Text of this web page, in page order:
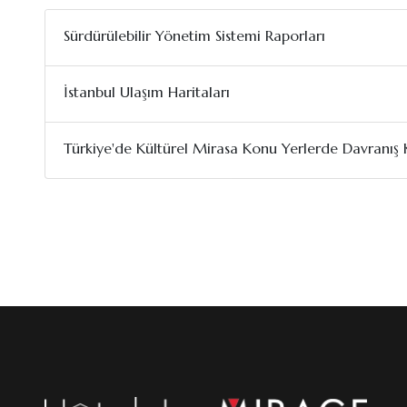
Sürdürülebilir Yönetim Sistemi Raporları
İstanbul Ulaşım Haritaları
Türkiye'de Kültürel Mirasa Konu Yerlerde Davranış